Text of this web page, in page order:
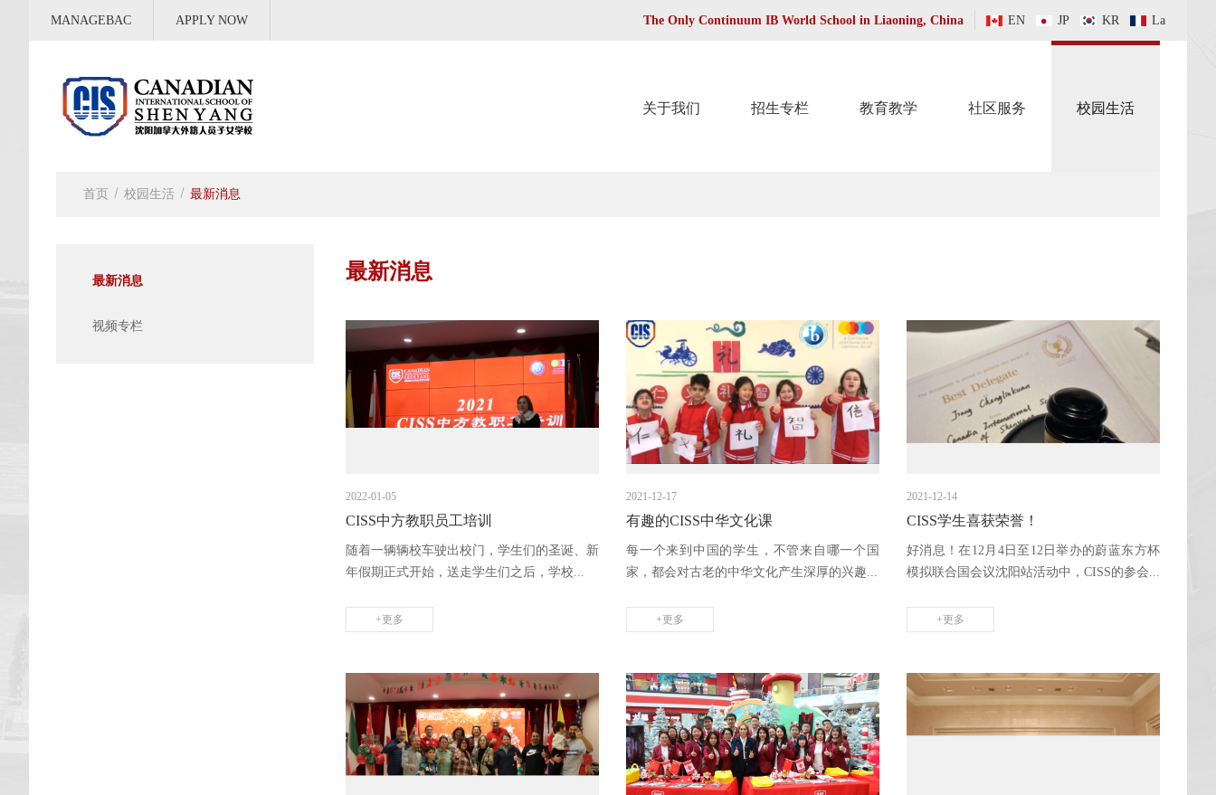
MANAGEBAC APPLY NOW The Only Continuum IB World School in Liaoning, China EN JP KR La
关于我们 招生专栏 教育教学 社区服务 校园生活
首页 校园生活 最新消息
最新消息
视频专栏
最新消息
2022-01-05
CISS中方教职员工培训
随着一辆辆校车驶出校门，学生们的圣诞、新
年假期正式开始，送走学生们之后，学校...
+更多
2021-12-17
有趣的CISS中华文化课
每一个来到中国的学生，不管来自哪一个国
家，都会对古老的中华文化产生深厚的兴趣...
+更多
2021-12-14
CISS学生喜获荣誉！
好消息！在12月4日至12日举办的蔚蓝东方杯
模拟联合国会议沈阳站活动中，CISS的参会...
+更多